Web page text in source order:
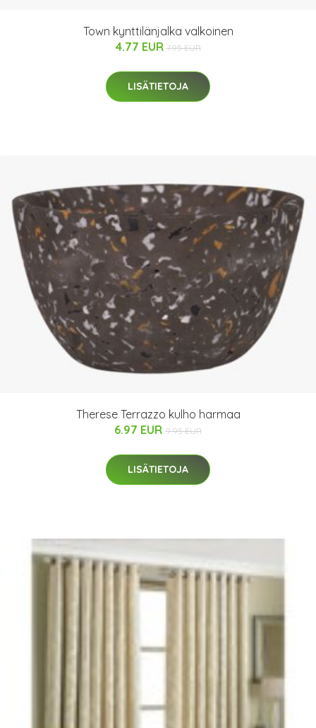
Town kynttilänjalka valkoinen
4.77 EUR 7.95 EUR
LISÄTIETOJA
Therese Terrazzo kulho harmaa
6.97 EUR 9.95 EUR
LISÄTIETOJA